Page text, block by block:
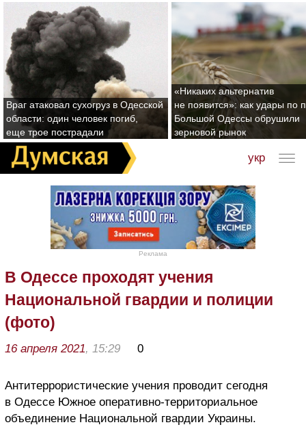
Враг атаковал сухогруз в Одесской
области: один человек погиб,
еще трое пострадали
«Никаких альтернатив
не появится»: как удары по
Большой Одессы обрушили
зерновой рынок
укр
Реклама
В Одессе проходят учения
Национальной гвардии и полиции
(фото)
16 апреля 2021, 15:29 0
Антитеррористические учения проводит сегодня
в Одессе Южное оперативно-территориальное
объединение Национальной гвардии Украины.